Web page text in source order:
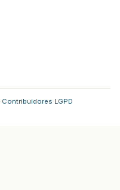
Contribuidores LGPD